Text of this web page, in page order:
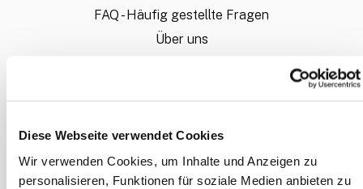
Diese Webseite verwendet Cookies
Wir verwenden Cookies, um Inhalte und Anzeigen zu
personalisieren, Funktionen für soziale Medien anbieten zu
FAQ - Häufig gestellte Fragen
Über uns